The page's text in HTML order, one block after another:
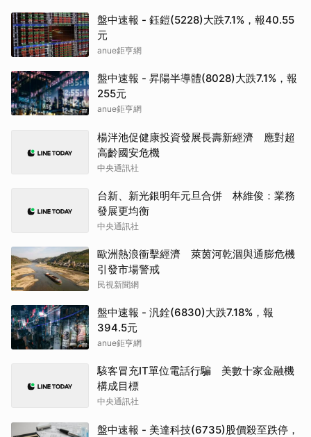
盤中速報 - 鈺鎧(5228)大跌7.1%，報40.55
元
anue鉅亨網
盤中速報 - 昇陽半導體(8028)大跌7.1%，報
255元
anue鉅亨網
楊泮池促健康投資發展長壽新經濟 應對超
高齡國安危機
中央通訊社
台新、新光銀明年元旦合併 林維俊：業務
發展更均衡
中央通訊社
歐洲熱浪衝擊經濟 萊茵河乾涸與通膨危機
引發市場警戒
民視新聞網
盤中速報 - 汎銓(6830)大跌7.18%，報
394.5元
anue鉅亨網
駭客冒充IT單位電話行騙 美數十家金融機
構成目標
中央通訊社
盤中速報 - 美達科技(6735)股價殺至跌停，